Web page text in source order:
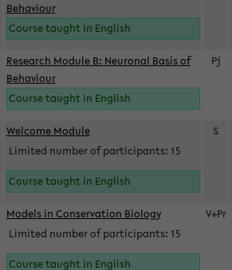
Behaviour
Course taught in English
Research Module B: Neuronal Basis of
Behaviour
Course taught in English
Pj
Welcome Module
Limited number of participants: 15
Course taught in English
S
Models in Conservation Biology
Limited number of participants: 15
Course taught in English
V+Pr